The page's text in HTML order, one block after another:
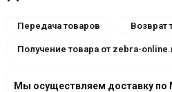
Передача товаров Возврат
Получение товара от zebra-
Мы осуществляем доставку по